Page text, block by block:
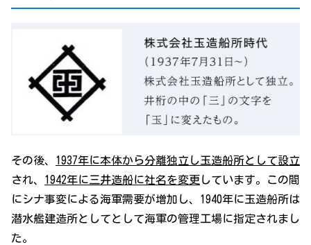
その後、 1937年に本体から分離独立し玉造船所として設立
され、 1942年に三井造船に社名を変更 しています。この間
にシナ事変による海軍需要が増加し、1940年に玉造船所は
潜水艦建造所としてとして海軍の管理工場に指定されまし
た。